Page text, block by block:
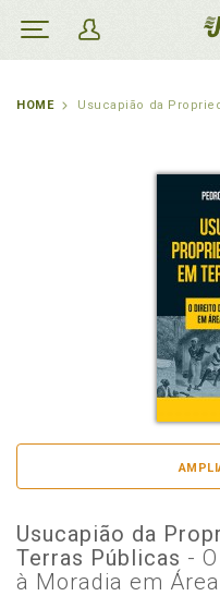
HOME Usucapião da
Usucapião da
Terras Públicas -
à Moradia em